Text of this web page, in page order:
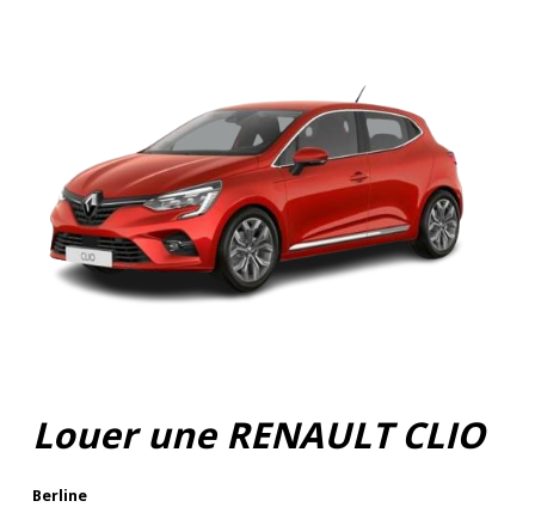
Louer une RENAULT CLIO
Berline